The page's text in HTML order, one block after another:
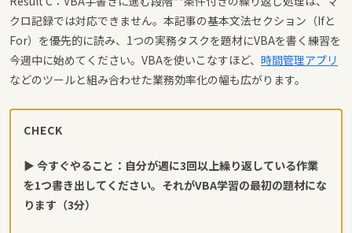
クロ記録では対応できません。本記事の基本文法セクション（Ifと
For）を優先的に読み、1つの実務タスクを題材にVBAを書く練習を
今週中に始めてください。VBAを使いこなすほど、 時間管理アプリ
などのツールと組み合わせた業務効率化の幅も広がります。
CHECK
▶ 今すぐやること：自分が週に3回以上繰り返している作業
を1つ書き出してください。それがVBA学習の最初の題材にな
ります（3分）